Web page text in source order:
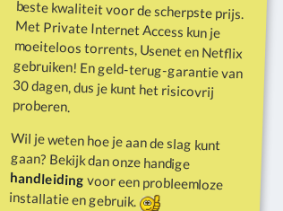
proberen.
Wil je weten hoe je aan de slag kunt
gaan? Bekijk dan onze handige
handleidingvoor een probleemloze
installatie en gebruik.